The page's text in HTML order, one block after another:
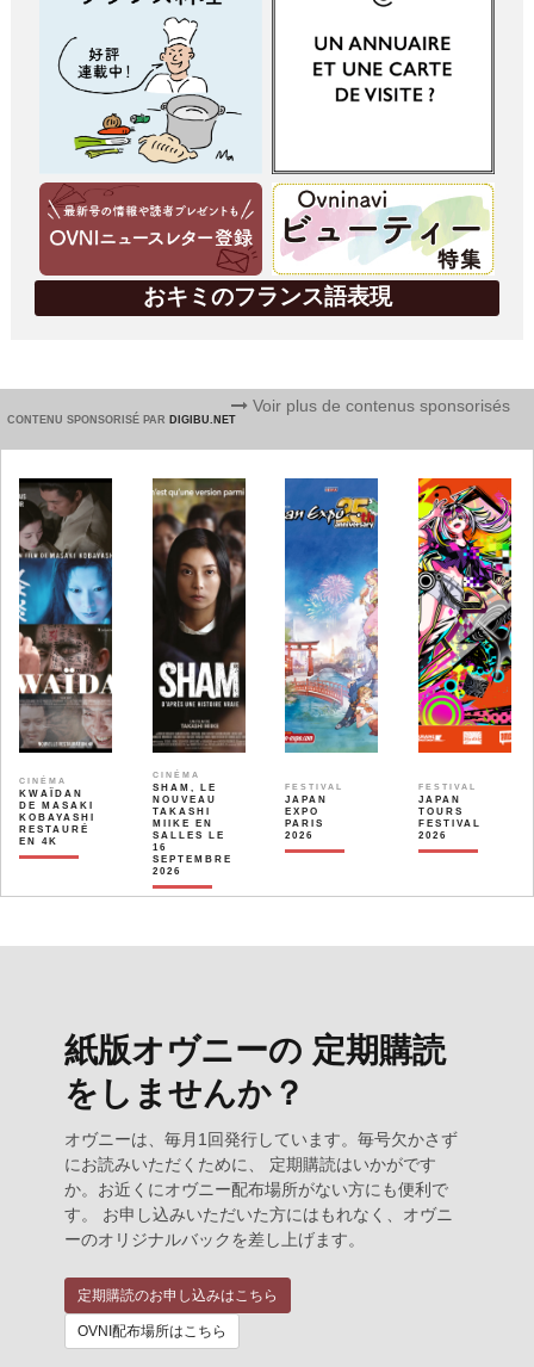
おキミのフランス語表現
CONTENU SPONSORISÉ PAR DIGIBU.NET
Voir plus de contenus sponsorisés
CINÉMA
KWAÏDAN
DE MASAKI
KOBAYASHI
RESTAURÉ
EN 4K
CINÉMA
SHAM, LE
NOUVEAU
TAKASHI
MIIKE EN
SALLES LE
16
SEPTEMBRE
2026
FESTIVAL
JAPAN
EXPO
PARIS
2026
FESTIVAL
JAPAN
TOURS
FESTIVAL
2026
紙版オヴニーの 定期購読
をしませんか？
オヴニーは、毎月1回発行しています。毎号欠かさず
にお読みいただくために、 定期購読はいかがです
か。お近くにオヴニー配布場所がない方にも便利で
す。 お申し込みいただいた方にはもれなく、オヴニ
ーのオリジナルバックを差し上げます。
定期購読のお申し込みはこちら
OVNI配布場所はこちら